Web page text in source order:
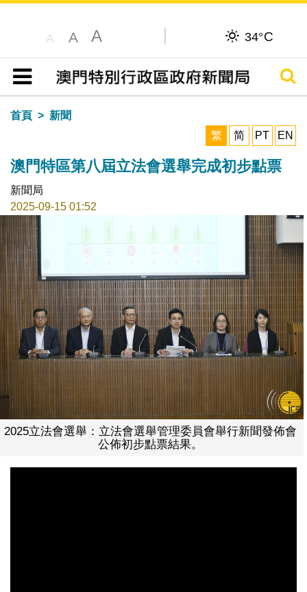
A A A 34°C
目錄
搜尋
首頁
新聞
繁
简 PT EN
澳門特區第八屆立法會選舉完成初步點票
新聞局
2025-09-15 01:52
2025立法會選舉：立法會選舉管理委員會舉行新聞發佈會
公佈初步點票結果。